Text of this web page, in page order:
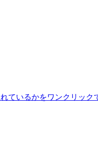
ているかをワンクリック